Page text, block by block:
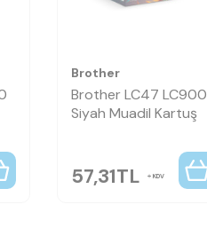
Brother
Brother LC47 LC900
Siyah Muadil Kartuş
57,31TL KDV